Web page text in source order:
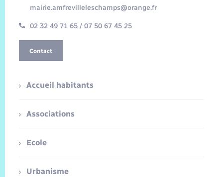
mairie.amfrevilleleschamps@orange.fr
02 32 49 71 65 / 07 50 67 45 25
Contact
Accueil habitants
Associations
Ecole
Urbanisme